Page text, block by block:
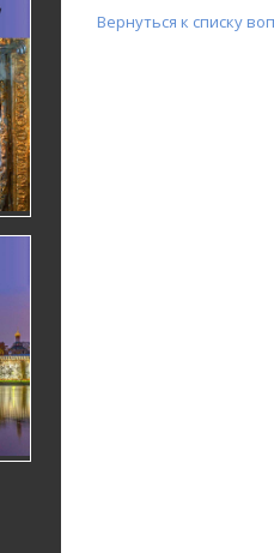
Вернуться к списку